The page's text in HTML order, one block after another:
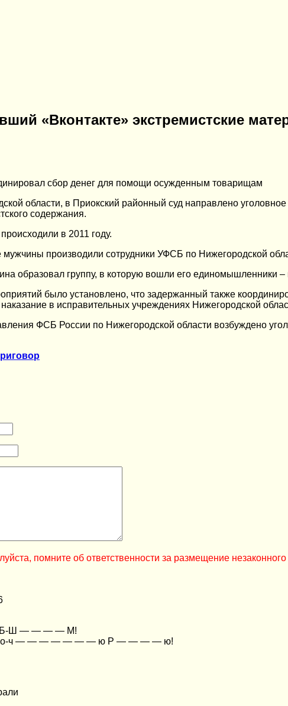
«Вконтакте» экстремистские
сбор денег для помощи осужденным товарищам
области, в Приокский районный суд направлено
содержания.
в 2011 году.
мужчины производили сотрудники УФСБ по Нижегородской
образовал группу, в которую вошли его единомышленники
было установлено, что задержанный также
в исправительных учреждениях Нижегородской
ФСБ России по Нижегородской области возбуждено
помните об ответственности за размещение
Ш — — — — М!
ч — — — — — — — ю Р — — — — ю!